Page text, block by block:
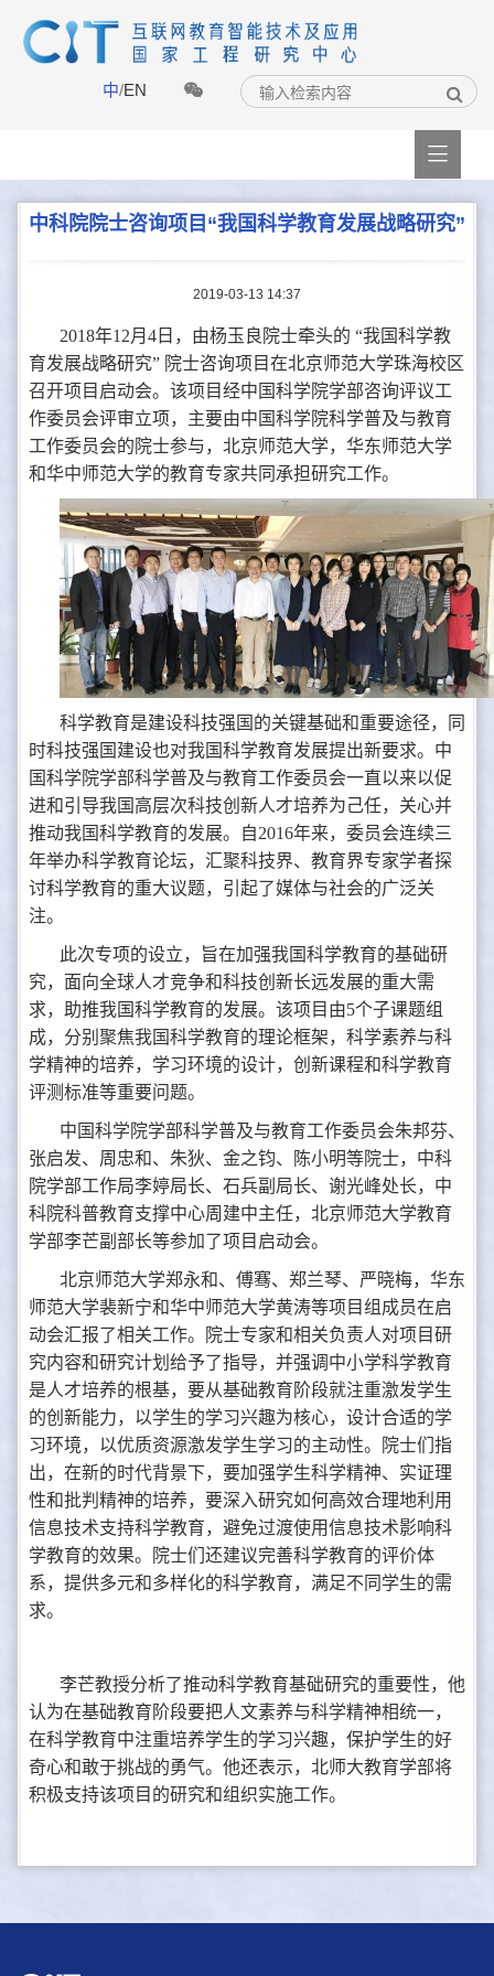
中/EN

中科院院士咨询项目“我国科学教育发展战略研究”
2019-03-13 14:37
2018年12月4日，由杨玉良院士牵头的 “我国科学教
育发展战略研究” 院士咨询项目在北京师范大学珠海校区
召开项目启动会。该项目经中国科学院学部咨询评议工
作委员会评审立项，主要由中国科学院科学普及与教育
工作委员会的院士参与，北京师范大学，华东师范大学
和华中师范大学的教育专家共同承担研究工作。
科学教育是建设科技强国的关键基础和重要途径，同
时科技强国建设也对我国科学教育发展提出新要求。中
国科学院学部科学普及与教育工作委员会一直以来以促
进和引导我国高层次科技创新人才培养为己任，关心并
推动我国科学教育的发展。自2016年来，委员会连续三
年举办科学教育论坛，汇聚科技界、教育界专家学者探
讨科学教育的重大议题，引起了媒体与社会的广泛关
注。
此次专项的设立，旨在加强我国科学教育的基础研
究，面向全球人才竞争和科技创新长远发展的重大需
求，助推我国科学教育的发展。该项目由5个子课题组
成，分别聚焦我国科学教育的理论框架，科学素养与科
学精神的培养，学习环境的设计，创新课程和科学教育
评测标准等重要问题。
中国科学院学部科学普及与教育工作委员会朱邦芬、
张启发、周忠和、朱狄、金之钧、陈小明等院士，中科
院学部工作局李婷局长、石兵副局长、谢光峰处长，中
科院科普教育支撑中心周建中主任，北京师范大学教育
学部李芒副部长等参加了项目启动会。
北京师范大学郑永和、傅骞、郑兰琴、严晓梅，华东
师范大学裴新宁和华中师范大学黄涛等项目组成员在启
动会汇报了相关工作。院士专家和相关负责人对项目研
究内容和研究计划给予了指导，并强调中小学科学教育
是人才培养的根基，要从基础教育阶段就注重激发学生
的创新能力，以学生的学习兴趣为核心，设计合适的学
习环境，以优质资源激发学生学习的主动性。院士们指
出，在新的时代背景下，要加强学生科学精神、实证理
性和批判精神的培养，要深入研究如何高效合理地利用
信息技术支持科学教育，避免过渡使用信息技术影响科
学教育的效果。院士们还建议完善科学教育的评价体
系，提供多元和多样化的科学教育，满足不同学生的需
求。
李芒教授分析了推动科学教育基础研究的重要性，他
认为在基础教育阶段要把人文素养与科学精神相统一，
在科学教育中注重培养学生的学习兴趣，保护学生的好
奇心和敢于挑战的勇气。他还表示，北师大教育学部将
积极支持该项目的研究和组织实施工作。